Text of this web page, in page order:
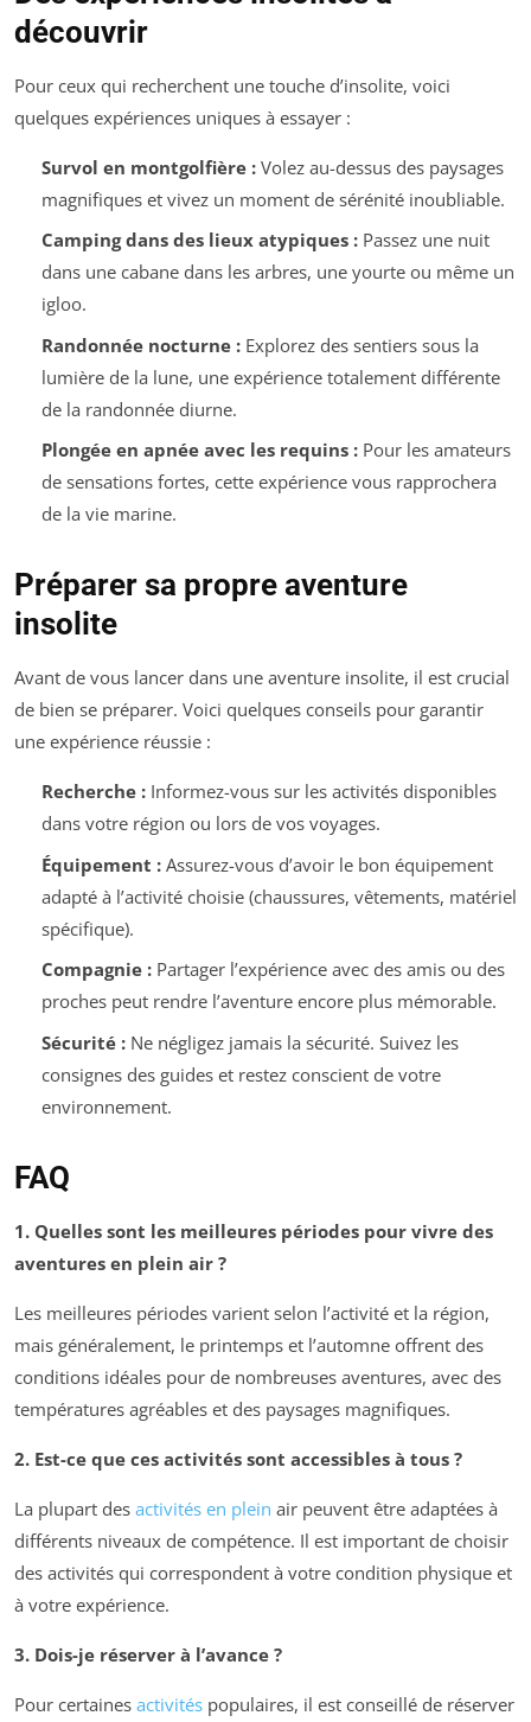
découvrir
Pour ceux qui recherchent une touche d’insolite, voici
quelques expériences uniques à essayer :
Survol en montgolfière :Volez au-dessus des paysages
magnifiques et vivez un moment de sérénité inoubliable.
Camping dans des lieux atypiques :Passez une nuit
dans une cabane dans les arbres, une yourte ou même un
igloo.
Randonnée nocturne :Explorez des sentiers sous la
lumière de la lune, une expérience totalement différente
de la randonnée diurne.
Plongée en apnée avec les requins :Pour les amateurs
de sensations fortes, cette expérience vous rapprochera
de la vie marine.
Préparer sa propre aventure
insolite
Avant de vous lancer dans une aventure insolite, il est crucial
de bien se préparer. Voici quelques conseils pour garantir
une expérience réussie :
Recherche :Informez-vous sur les activités disponibles
dans votre région ou lors de vos voyages.
Équipement :Assurez-vous d’avoir le bon équipement
adapté à l’activité choisie (chaussures, vêtements, matériel
spécifique).
Compagnie :Partager l’expérience avec des amis ou des
proches peut rendre l’aventure encore plus mémorable.
Sécurité :Ne négligez jamais la sécurité. Suivez les
consignes des guides et restez conscient de votre
environnement.
FAQ
1. Quelles sont les meilleures périodes pour vivre des
aventures en plein air ?
Les meilleures périodes varient selon l’activité et la région,
mais généralement, le printemps et l’automne offrent des
conditions idéales pour de nombreuses aventures, avec des
températures agréables et des paysages magnifiques.
2. Est-ce que ces activités sont accessibles à tous ?
La plupart des activités en plein air peuvent être adaptées à
différents niveaux de compétence. Il est important de choisir
des activités qui correspondent à votre condition physique et
à votre expérience.
3. Dois-je réserver à l’avance ?
Pour certaines activités populaires, il est conseillé de réserver